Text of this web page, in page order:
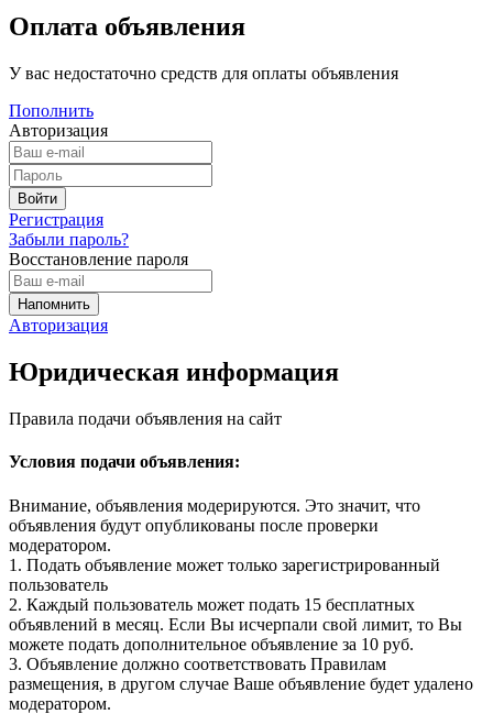
Оплата объявления
У вас недостаточно средств для оплаты объявления
Пополнить
Авторизация
Регистрация
Забыли пароль?
Восстановление пароля
Авторизация
Юридическая информация
Правила подачи объявления на сайт
Условия подачи объявления:
Внимание, объявления модерируются. Это значит, что
объявления будут опубликованы после проверки
модератором.
1. Подать объявление может только зарегистрированный
пользователь
2. Каждый пользователь может подать 15 бесплатных
объявлений в месяц. Если Вы исчерпали свой лимит, то Вы
можете подать дополнительное объявление за 10 руб.
3. Объявление должно соответствовать Правилам
размещения, в другом случае Ваше объявление будет удалено
модератором.